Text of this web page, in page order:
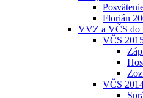
Florián
VVZ a VČS do
VČS
VČS